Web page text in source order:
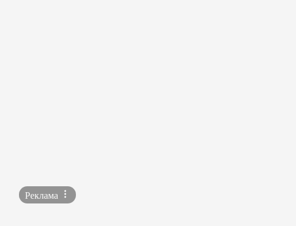
Реклама